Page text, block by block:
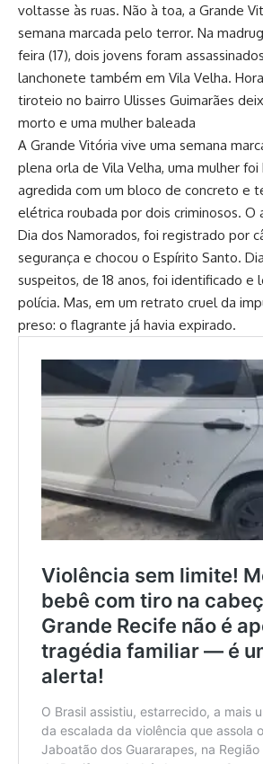
voltasse às ruas. Não à toa, a Grande
semana marcada pelo terror. Na
feira (17), dois jovens foram
lanchonete também em Vila Velha.
tiroteio no bairro Ulisses Guimarães
morto e uma mulher baleada
A Grande Vitória vive uma semana
plena orla de Vila Velha, uma mulher
agredida com um bloco de concreto e
elétrica roubada por dois criminosos. O
Dia dos Namorados, foi registrado por
segurança e chocou o Espírito Santo.
suspeitos, de 18 anos, foi identificado e
polícia. Mas, em um retrato cruel da
preso: o flagrante já havia expirado.